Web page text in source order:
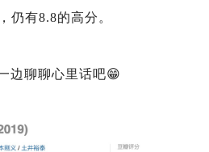
仍有8.8的高分。
边聊聊心里话吧😁